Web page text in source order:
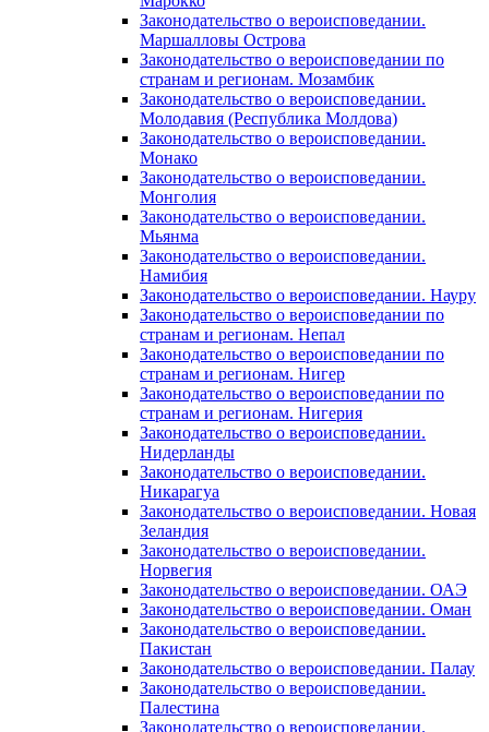
Законодательство о вероисповедании.
Маршалловы Острова
Законодательство о вероисповедании по
странам и регионам. Мозамбик
Законодательство о вероисповедании.
Молодавия (Республика Молдова)
Законодательство о вероисповедании.
Монако
Законодательство о вероисповедании.
Монголия
Законодательство о вероисповедании.
Мьянма
Законодательство о вероисповедании.
Намибия
Законодательство о вероисповедании. Науру
Законодательство о вероисповедании по
странам и регионам. Непал
Законодательство о вероисповедании по
странам и регионам. Нигер
Законодательство о вероисповедании по
странам и регионам. Нигерия
Законодательство о вероисповедании.
Нидерланды
Законодательство о вероисповедании.
Никарагуа
Законодательство о вероисповедании. Новая
Зеландия
Законодательство о вероисповедании.
Норвегия
Законодательство о вероисповедании. ОАЭ
Законодательство о вероисповедании. Оман
Законодательство о вероисповедании.
Пакистан
Законодательство о вероисповедании. Палау
Законодательство о вероисповедании.
Палестина
Законодательство о вероисповедании.